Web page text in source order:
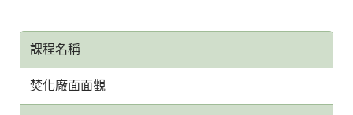
課程名稱
焚化廠面面觀